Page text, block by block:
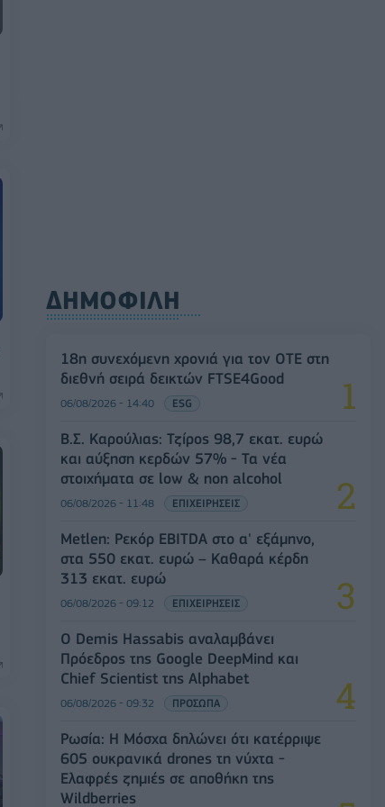
ΔΗΜΟΦΙΛΗ
18η συνεχόμενη χρονιά για τον ΟΤΕ στη
διεθνή σειρά δεικτών FTSE4Good
06/08/2026 - 14:40 ESG
Β.Σ. Καρούλιας: Τζίρος 98,7 εκατ. ευρώ
και αύξηση κερδών 57% - Τα νέα
στοιχήματα σε low & non alcohol
06/08/2026 - 11:48 ΕΠΙΧΕΙΡΗΣΕΙΣ
Metlen: Ρεκόρ EBITDA στο α' εξάμηνο,
στα 550 εκατ. ευρώ – Καθαρά κέρδη
313 εκατ. ευρώ
06/08/2026 - 09:12 ΕΠΙΧΕΙΡΗΣΕΙΣ
Ο Demis Hassabis αναλαμβάνει
Πρόεδρος της Google DeepMind και
Chief Scientist της Alphabet
06/08/2026 - 09:32 ΠΡΟΣΩΠΑ
Ρωσία: Η Μόσχα δηλώνει ότι κατέρριψε
605 ουκρανικά drones τη νύχτα -
Ελαφρές ζημιές σε αποθήκη της
Wildberries